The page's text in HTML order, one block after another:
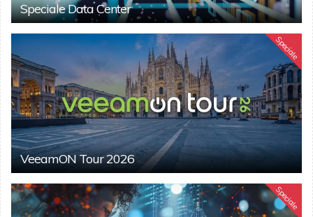
Speciale Data Center
Speciale
VeeamON Tour 2026
Speciale